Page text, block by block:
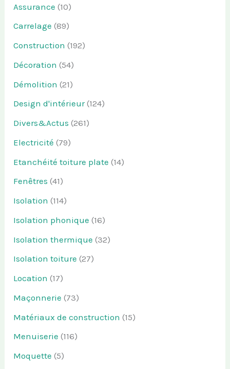
Assurance (10)
Carrelage (89)
Construction (192)
Décoration (54)
Démolition (21)
Design d'intérieur(124)
Divers&Actus (261)
Electricité (79)
Etanchéité toiture plate (14)
Fenêtres (41)
Isolation (114)
Isolation phonique (16)
Isolation thermique (32)
Isolation toiture (27)
Location (17)
Maçonnerie (73)
Matériaux de construction (15)
Menuiserie (116)
Moquette (5)